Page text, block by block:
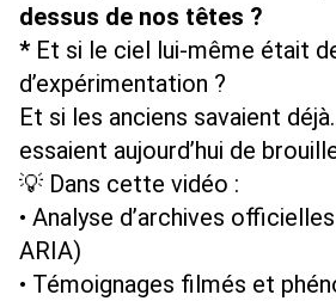
dessus de nos têtes ?
* Et si le ciel lui-même était
d’expérimentation ?
Et si les anciens savaient
essaient aujourd’hui de
💡 Dans cette vidéo :
• Analyse d’archives
ARIA)
• Témoignages filmés et